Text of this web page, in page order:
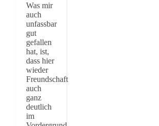
Was mir
auch
unfassbar
gut
gefallen
hat, ist,
dass hier
wieder
Freundschaft
auch
ganz
deutlich
im